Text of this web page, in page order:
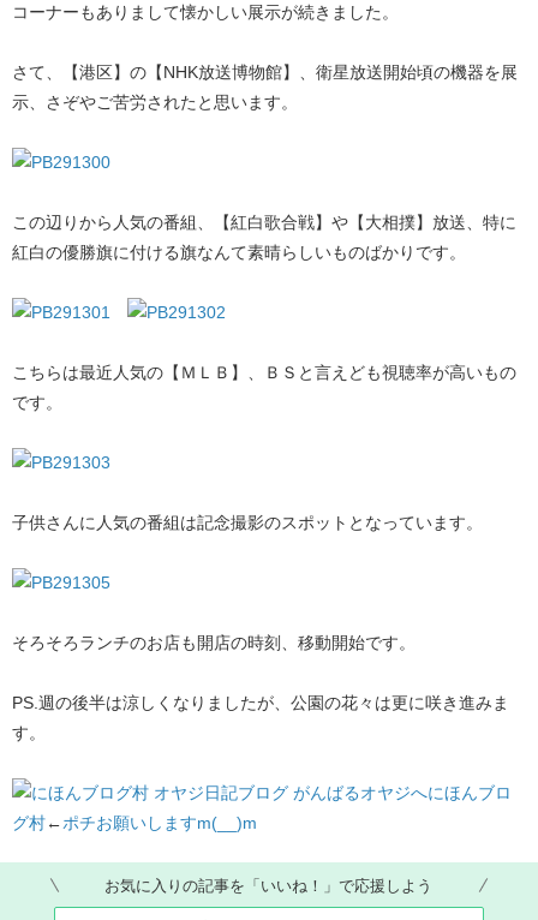
コーナーもありまして懐かしい展示が続きました。
さて、【港区】の【NHK放送博物館】、衛星放送開始頃の機器を展
示、さぞやご苦労されたと思います。
この辺りから人気の番組、【紅白歌合戦】や【大相撲】放送、特に
紅白の優勝旗に付ける旗なんて素晴らしいものばかりです。
こちらは最近人気の【ＭＬＢ】、ＢＳと言えども視聴率が高いもの
です。
子供さんに人気の番組は記念撮影のスポットとなっています。
そろそろランチのお店も開店の時刻、移動開始です。
PS.週の後半は涼しくなりましたが、公園の花々は更に咲き進みま
す。
にほんブロ
グ村←ポチお願いしますm(__)m
お気に入りの記事を「いいね！」で応援しよう